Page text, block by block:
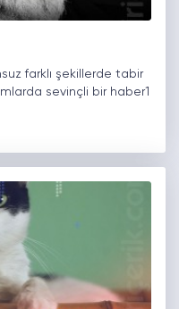
farklı şekillerde tabir
sevinçli bir haber1